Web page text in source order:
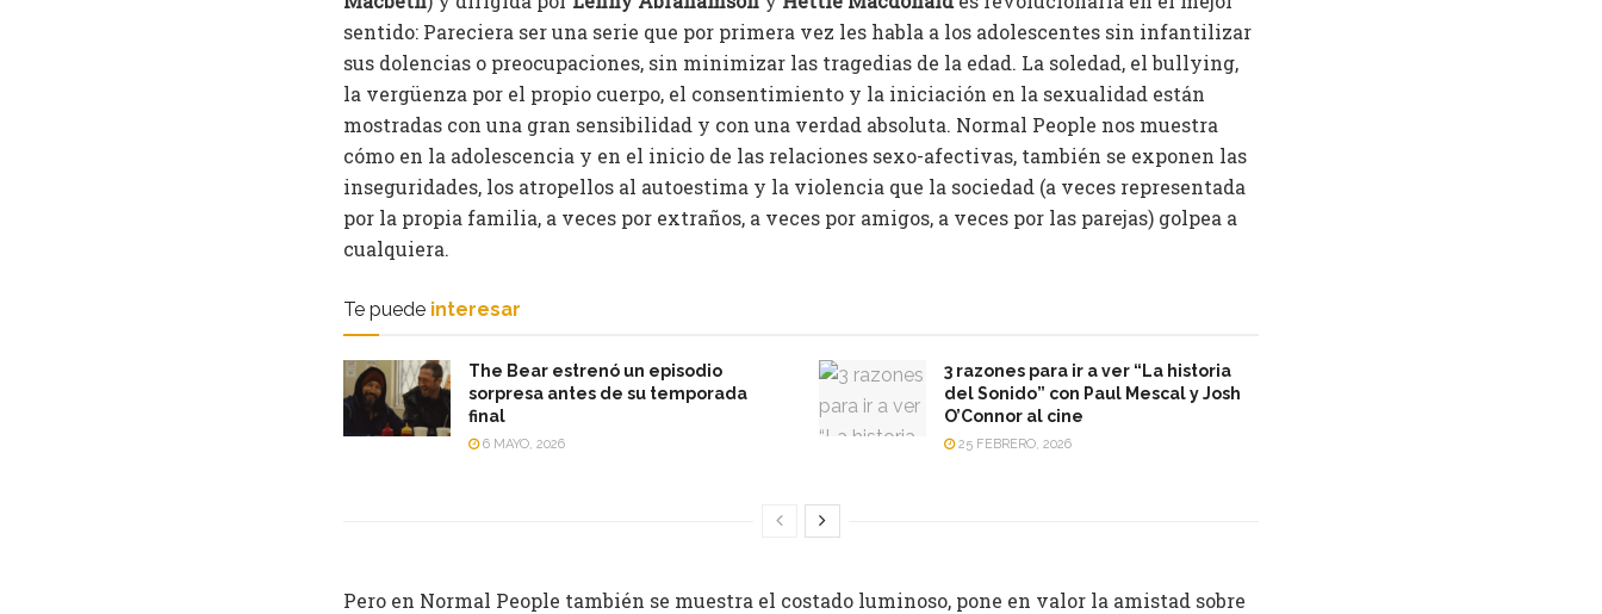
sentido: Pareciera ser una serie que por primera vez les habla a los adolescentes sin infantilizar
sus dolencias o preocupaciones, sin minimizar las tragedias de la edad. La soledad, el bullying,
la vergüenza por el propio cuerpo, el consentimiento y la iniciación en la sexualidad están
mostradas con una gran sensibilidad y con una verdad absoluta. Normal People nos muestra
cómo en la adolescencia y en el inicio de las relaciones sexo-afectivas, también se exponen las
inseguridades, los atropellos al autoestima y la violencia que la sociedad (a veces representada
por la propia familia, a veces por extraños, a veces por amigos, a veces por las parejas) golpea a
cualquiera.
Te puede interesar
The Bear estrenó un episodio
sorpresa antes de su temporada
final
6 MAYO, 2026
3 razones para ir a ver “La historia
del Sonido” con Paul Mescal y Josh
O’Connor al cine
25 FEBRERO, 2026
Pero en Normal People también se muestra el costado luminoso, pone en valor la amistad sobre